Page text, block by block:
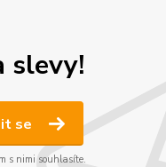
slevy!
se
s nimi souhlasíte.